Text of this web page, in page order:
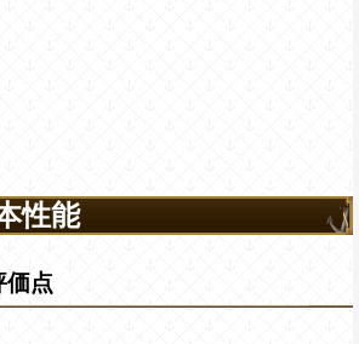
性能
価点